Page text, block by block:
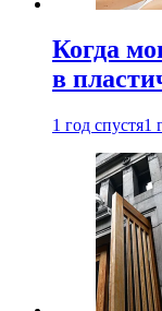
Когда
в
1 год спустя1